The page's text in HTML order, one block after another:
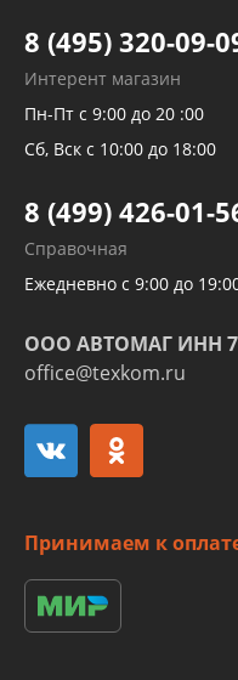
Тормозных трубок
Рукавов гидроусилителей
Рукавов компрессоров и
Трубок кондиционеров
Развертка пайка медных
алюминиевых трубок и
8 (495) 320-09-
Интерент магазин
Пн-Пт с 9:00 до 20 :00
Сб, Вск с 10:00 до 18:00
8 (499) 426-01-
Справочная
Ежедневно с 9:00 до
ООО АВТОМАГ ИНН
office@texkom.ru
Принимаем к